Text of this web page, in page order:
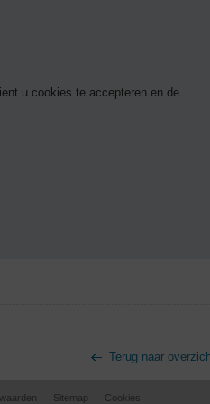
u cookies te accepteren en de
Terug naar
Sitemap Cookies